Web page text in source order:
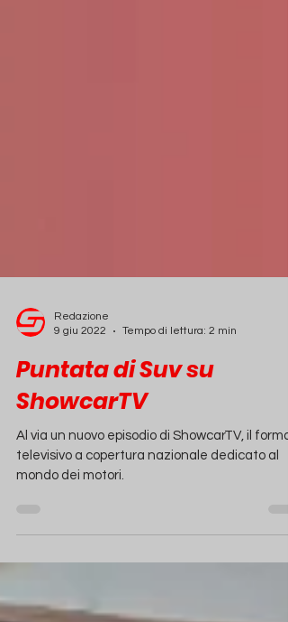
Tempo di lettura: 2 min
Puntata di Suv su
ShowcarTV
Al via un nuovo episodio di ShowcarTV, il
televisivo a copertura nazionale dedicato al